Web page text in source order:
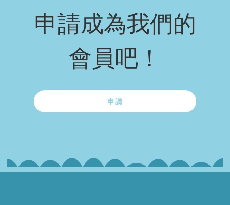
申請成為我們的
會員吧！
申請